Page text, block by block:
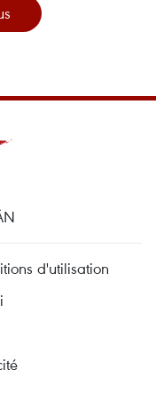
d'utilisation